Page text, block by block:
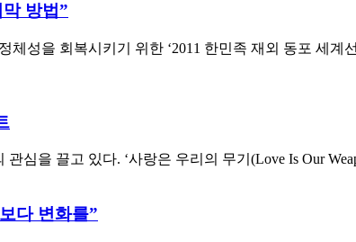
방법”
성을 회복시키기 위한 ‘2011 한민족 재외 동포 세
심을 끌고 있다. ‘사랑은 우리의 무기(Love Is Our
다 변화를”